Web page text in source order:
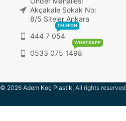
Akçakale Sokak No:
8/5 Siteler Ankara
444 7 054
TELEFON
0533 075 1498
WHATSAPP
© 2026 Adem Koç Plastik. All rights reserved